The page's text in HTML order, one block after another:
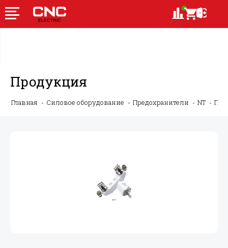
Продукция
Главная Силовое оборудование Предохранители NT